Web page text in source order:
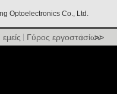
Optoelectronics Co., Ltd.
Γύρος εργοστασίων
>>